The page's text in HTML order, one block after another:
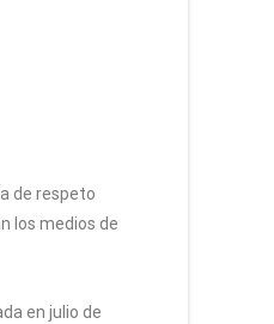
de respeto
los medios de
en julio de